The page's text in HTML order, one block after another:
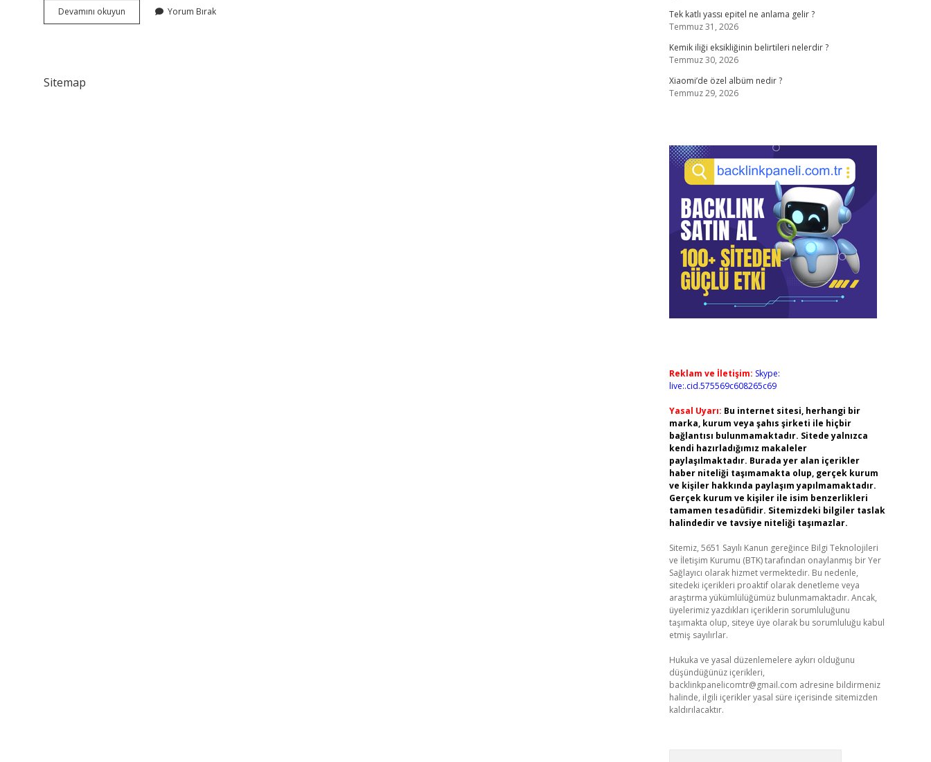
Devamını okuyun
Düşünürleri
Yorum Bırak
Sitemap
Tek katlı yassı epitel ne anlama gelir ?
Temmuz 31, 2026
Kemik iliği eksikliğinin belirtileri nelerdir ?
Temmuz 30, 2026
Xiaomi’de özel albüm nedir ?
Temmuz 29, 2026
Reklam ve İletişim: Skype:
live:.cid.575569c608265c69
Yasal Uyarı: Bu internet sitesi, herhangi bir
marka, kurum veya şahıs şirketi ile hiçbir
bağlantısı bulunmamaktadır. Sitede yalnızca
kendi hazırladığımız makaleler
paylaşılmaktadır. Burada yer alan içerikler
haber niteliği taşımamakta olup, gerçek kurum
ve kişiler hakkında paylaşım yapılmamaktadır.
Gerçek kurum ve kişiler ile isim benzerlikleri
tamamen tesadüfidir. Sitemizdeki bilgiler taslak
halindedir ve tavsiye niteliği taşımazlar.
Sitemiz, 5651 Sayılı Kanun gereğince Bilgi Teknolojileri
ve İletişim Kurumu (BTK) tarafından onaylanmış bir Yer
Sağlayıcı olarak hizmet vermektedir. Bu nedenle,
sitedeki içerikleri proaktif olarak denetleme veya
araştırma yükümlülüğümüz bulunmamaktadır. Ancak,
üyelerimiz yazdıkları içeriklerin sorumluluğunu
taşımakta olup, siteye üye olarak bu sorumluluğu kabul
etmiş sayılırlar.
Hukuka ve yasal düzenlemelere aykırı olduğunu
düşündüğünüz içerikleri,
backlinkpanelicomtr@gmail.com adresine bildirmeniz
halinde, ilgili içerikler yasal süre içerisinde sitemizden
kaldırılacaktır.